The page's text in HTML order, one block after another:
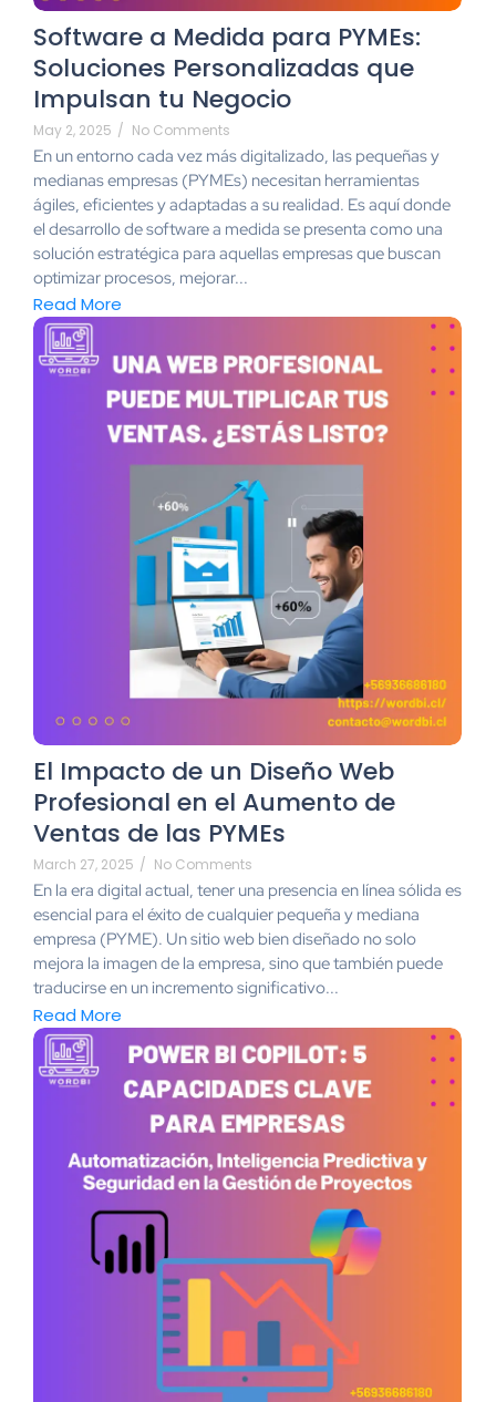
Software a Medida para PYMEs:
Soluciones Personalizadas que
Impulsan tu Negocio
May 2, 2025 / No Comments
En un entorno cada vez más digitalizado, las pequeñas y
medianas empresas (PYMEs) necesitan herramientas
ágiles, eficientes y adaptadas a su realidad. Es aquí donde
el desarrollo de software a medida se presenta como una
solución estratégica para aquellas empresas que buscan
optimizar procesos, mejorar...
Read More
El Impacto de un Diseño Web
Profesional en el Aumento de
Ventas de las PYMEs
March 27, 2025 / No Comments
En la era digital actual, tener una presencia en línea sólida es
esencial para el éxito de cualquier pequeña y mediana
empresa (PYME). Un sitio web bien diseñado no solo
mejora la imagen de la empresa, sino que también puede
traducirse en un incremento significativo...
Read More